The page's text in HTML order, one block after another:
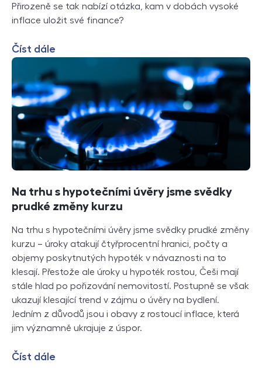
Přirozeně se tak nabízí otázka, kam v dobách vysoké
inflace uložit své finance?
Číst dále
Na trhu s hypotečními úvěry jsme svědky
prudké změny kurzu
Na trhu s hypotečními úvěry jsme svědky prudké změny
kurzu – úroky atakují čtyřprocentní hranici, počty a
objemy poskytnutých hypoték v návaznosti na to
klesají. Přestože ale úroky u hypoték rostou, Češi mají
stále hlad po pořizování nemovitostí. Postupně se však
ukazují klesající trend v zájmu o úvěry na bydlení.
Jedním z důvodů jsou i obavy z rostoucí inflace, která
jim významně ukrajuje z úspor.
Číst dále